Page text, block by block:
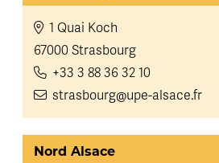
1 Quai Koch
67000 Strasbourg
+33 3 88 36 32 10
strasbourg@upe-alsace.fr
Nord Alsace